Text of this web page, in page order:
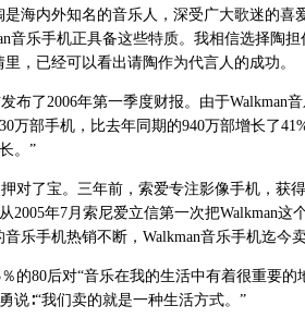
是海内外知名的音乐人，深受广大歌迷的
音乐手机正具备这些特质。我相信选择陶
，已经可以看出请陶作为代言人的成功。
布了2006年第一季度财报。由于Walkman
万部手机，比去年同期的940万部增长了
。”
对了宝。三年前，索爱专注影像手机，获
2005年7月索尼爱立信第一次把Walkman
乐手机热销不断，Walkman音乐手机迄今
的80后对“音乐在我的生活中有着很重要
说∶“我们卖的就是一种生活方式。”